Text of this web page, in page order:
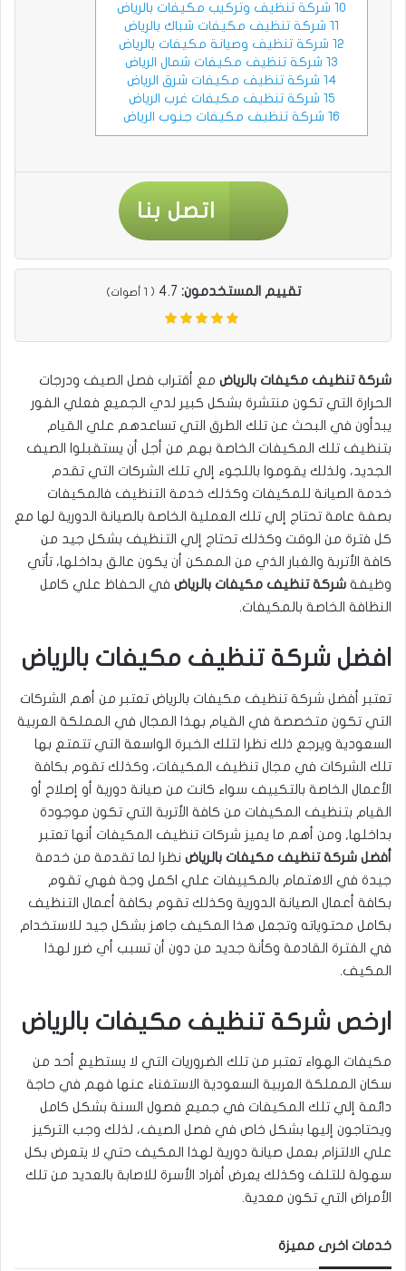
10 شركة تنظيف وتركيب مكيفات بالرياض
11 شركة تنظيف مكيفات شباك بالرياض
12 شركة تنظيف وصيانة مكيفات بالرياض
13 شركة تنظيف مكيفات شمال الرياض
14 شركة تنظيف مكيفات شرق الرياض
15 شركة تنظيف مكيفات غرب الرياض
16 شركة تنظيف مكيفات جنوب الرياض
اتصل بنا
تقييم المستخدمون: 4.7
( أصوات)
شركة تنظيف مكيفات بالرياض مع أقتراب فصل الصيف ودرجات
الحرارة التي تكون منتشرة بشكل كبير لدي الجميع فعلي الفور
يبدأون في البحث عن تلك الطرق التي تساعدهم علي القيام
بتنظيف تلك المكيفات الخاصة بهم من أجل أن يستقبلوا الصيف
الجديد، ولذلك يقوموا باللجوء إلي تلك الشركات التي تقدم
خدمة الصيانة للمكيفات وكذلك خدمة التنظيف فالمكيفات
بصفة عامة تحتاج إلي تلك العملية الخاصة بالصيانة الدورية لها مع
كل فترة من الوقت وكذلك تحتاج إلي التنظيف بشكل جيد من
كافة الأتربة والغبار الذي من الممكن أن يكون عالق بداخلها، تأتي
وظيفة شركة تنظيف مكيفات بالرياض في الحفاظ علي كامل
النظافة الخاصة بالمكيفات.
افضل شركة تنظيف مكيفات بالرياض
تعتبر أفضل شركة تنظيف مكيفات بالرياض تعتبر من أهم الشركات
التي تكون متخصصة في القيام بهذا المجال في المملكة العربية
السعودية ويرجع ذلك نظرا لتلك الخبرة الواسعة التي تتمتع بها
تلك الشركات في مجال تنظيف المكيفات، وكذلك تقوم بكافة
الأعمال الخاصة بالتكييف سواء كانت من صيانة دورية أو إصلاح أو
القيام بتنظيف المكيفات من كافة الأتربة التي تكون موجودة
بداخلها, ومن أهم ما يميز شركات تنظيف المكيفات أنها تعتبر
أفضل شركة تنظيف مكيفات بالرياض نظرا لما تقدمة من خدمة
جيدة في الاهتمام بالمكييفات علي اكمل وجة فهي تقوم
بكافة أعمال الصيانة الدورية وكذلك تقوم بكافة أعمال التنظيف
بكامل محتوياته وتجعل هذا المكيف جاهز بشكل جيد للاستخدام
في الفترة القادمة وكأنة جديد من دون أن تسبب أي ضرر لهذا
المكيف.
ارخص شركة تنظيف مكيفات بالرياض
مكيفات الهواء تعتبر من تلك الضروريات التي لا يستطيع أحد من
سكان المملكة العربية السعودية الاستغناء عنها فهم في حاجة
دائمة إلي تلك المكيفات في جميع فصول السنة بشكل كامل
ويحتاجون إليها بشكل خاص في فصل الصيف، لذلك وجب التركيز
علي الالتزام بعمل صيانة دورية لهذا المكيف حتي لا يتعرض بكل
سهولة للتلف وكذلك يعرض أفراد الأسرة للاصابة بالعديد من تلك
الأمراض التي تكون معدية.
خدمات اخرى مميزة